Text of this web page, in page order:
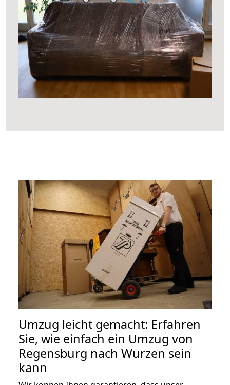
Umzug leicht gemacht: Erfahren
Sie, wie einfach ein Umzug von
Regensburg nach Wurzen sein
kann